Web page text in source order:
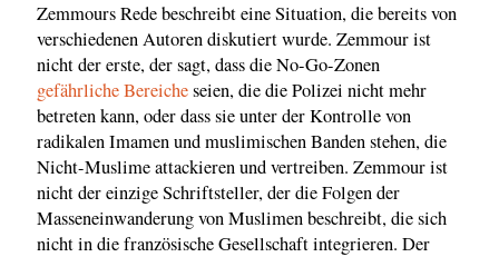
Zemmours Rede beschreibt eine Situation, die bereits von
verschiedenen Autoren diskutiert wurde. Zemmour ist
nicht der erste, der sagt, dass die No-Go-Zonen
gefährliche Bereicheseien, die die Polizei nicht mehr
betreten kann, oder dass sie unter der Kontrolle von
radikalen Imamen und muslimischen Banden stehen, die
Nicht-Muslime attackieren und vertreiben. Zemmour ist
nicht der einzige Schriftsteller, der die Folgen der
Masseneinwanderung von Muslimen beschreibt, die sich
nicht in die französische Gesellschaft integrieren. Der